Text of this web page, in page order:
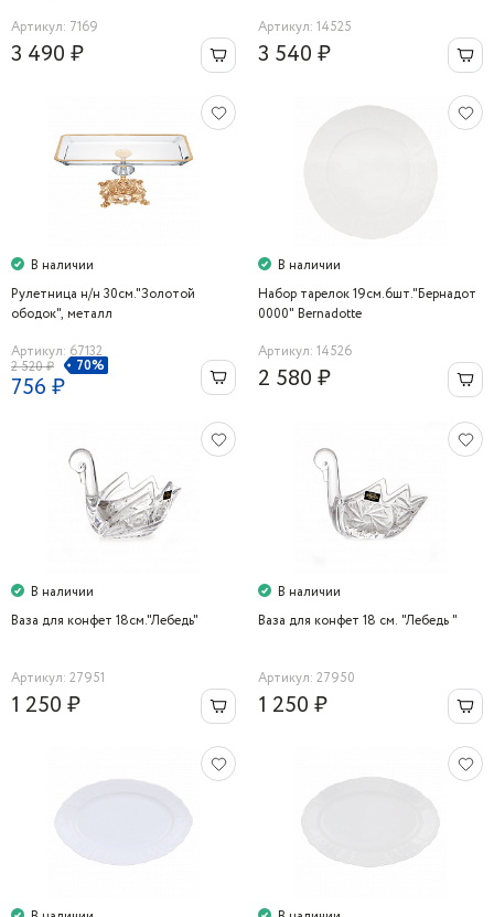
Артикул: 7169
3 490 ₽
Артикул: 14525
3 540 ₽
В наличии
Рулетница н/н 30см."Золотой
ободок", металл
Артикул: 67132
2 520 ₽
70%
756 ₽
В наличии
Набор тарелок 19см.6шт."Бернадот
0000" Bernadotte
Артикул: 14526
2 580 ₽
В наличии
Ваза для конфет 18cм."Лебедь"
Артикул: 27951
1 250 ₽
В наличии
Ваза для конфет 18 cм. "Лебедь "
Артикул: 27950
1 250 ₽